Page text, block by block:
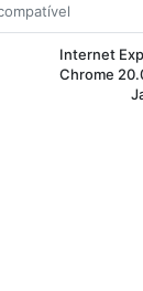
In­ternet
Ch­rome